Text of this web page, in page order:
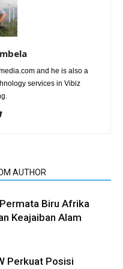
and he is also a
services in Vibiz
AUTHOR
Biru Afrika
Keajaiban Alam
Perkuat Posisi